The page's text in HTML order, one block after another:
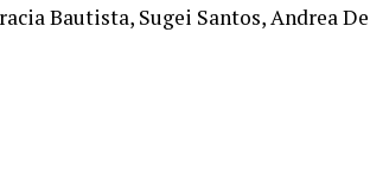
Bautista, Sugei Santos, Andrea